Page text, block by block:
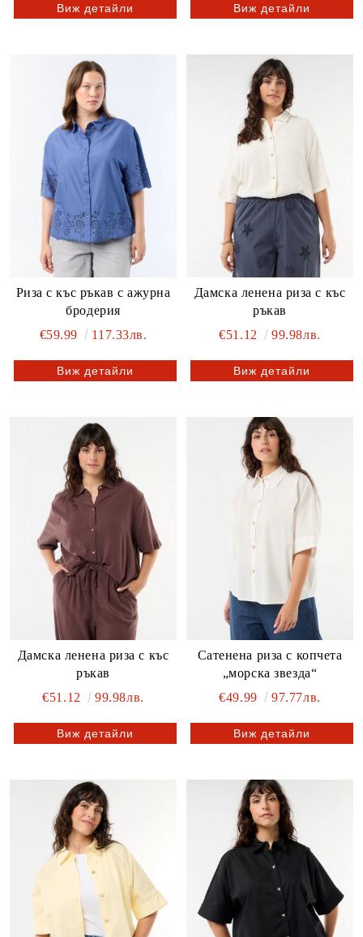
Виж детайли Виж детайли
Риза с къс ръкав с ажурна
бродерия
€59.99
117.33лв.
Виж детайли
Дамска ленена риза с къс
ръкав
€51.12
99.98лв.
Виж детайли
Дамска ленена риза с къс
ръкав
€51.12
99.98лв.
Виж детайли
Сатенена риза с копчета
„морска звезда“
€49.99
97.77лв.
Виж детайли